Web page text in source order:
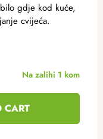
Na zalihi 1 kom
CART
gdje kod kuće,
cvijeća.